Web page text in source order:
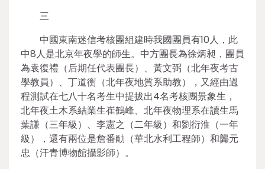
三
中國東南迷信考核團組建時我國團員有10人，此
中8人是北京年夜學的師生。中方團長為徐炳昶，團員
為袁復禮（后期任代表團長）、黃文弼（北年夜考古
學教員）、丁道衡（北年夜地質系助教），又經由過
程測試在七八十名考生中提拔出4名考核團景象生，
北年夜土木系結業生崔鶴峰、北年夜物理系在讀生馬
葉謙（三年級）、李憲之（二年級）和劉衍淮（一年
級），還有兩位是詹番勛（華北水利工程師）和龔元
忠（汗青博物館攝影師）。